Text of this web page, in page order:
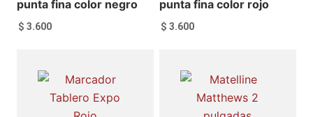
punta fina color negro
$ 3.600
Añadir al carrito
punta fina color rojo
$ 3.600
Añadir al carrito